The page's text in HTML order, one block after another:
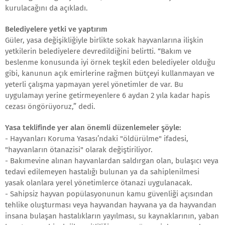
kurulacağını da açıkladı.
Belediyelere yetki ve yaptırım
Güler, yasa değişikliğiyle birlikte sokak hayvanlarına ilişkin
yetkilerin belediyelere devredildiğini belirtti. “Bakım ve
beslenme konusunda iyi örnek teşkil eden belediyeler olduğu
gibi, kanunun açık emirlerine rağmen bütçeyi kullanmayan ve
yeterli çalışma yapmayan yerel yönetimler de var. Bu
uygulamayı yerine getirmeyenlere 6 aydan 2 yıla kadar hapis
cezası öngörüyoruz,” dedi.
Yasa teklifinde yer alan önemli düzenlemeler şöyle:
- Hayvanları Koruma Yasası’ndaki "öldürülme" ifadesi,
"hayvanların ötanazisi" olarak değiştiriliyor.
- Bakımevine alınan hayvanlardan saldırgan olan, bulaşıcı veya
tedavi edilemeyen hastalığı bulunan ya da sahiplenilmesi
yasak olanlara yerel yönetimlerce ötanazi uygulanacak.
- Sahipsiz hayvan popülasyonunun kamu güvenliği açısından
tehlike oluşturması veya hayvandan hayvana ya da hayvandan
insana bulaşan hastalıkların yayılması, su kaynaklarının, yaban